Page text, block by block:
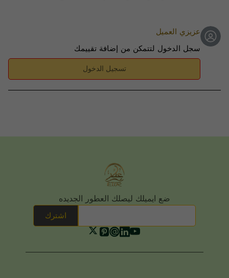
عزيزي العميل
سجل الدخول لتتمكن من إضافة تقييمك
تسجيل الدخول
ضع ايميلك ليصلك العطور الجديده
اشترك